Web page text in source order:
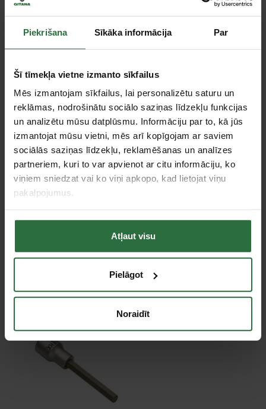
Piekrišana Sīkāka informācija Par
Šī tīmekļa vietne izmanto sīkfailus
Mēs izmantojam sīkfailus, lai personalizētu saturu un
reklāmas, nodrošinātu sociālo saziņas līdzekļu funkcijas
un analizētu mūsu datplūsmu. Informāciju par to, kā jūs
izmantojat mūsu vietni, mēs arī kopīgojam ar saviem
sociālās saziņas līdzekļu, reklamēšanas un analīzes
partneriem, kuri to var apvienot ar citu informāciju, ko
viņiem sniedzat vai ko viņi apkopo, kad lietojat viņu
pakalpojumus.
Atļaut visu
Pielāgot
Noraidīt
Salīdzināt Ieteikt cenu
Specifikācija
Stiprinājuma kvadrāts
1/2"
Tips
Muciņas ar dažādiem uzgaļiem
Trieciena
Nē
Pagarināta muciņa
Nē
Failed to load product list.
Apskatītie produkti